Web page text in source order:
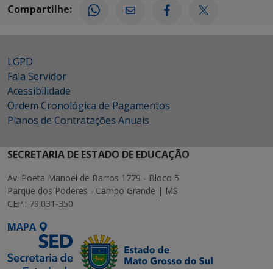
Compartilhe:
LGPD
Fala Servidor
Acessibilidade
Ordem Cronológica de Pagamentos
Planos de Contratações Anuais
SECRETARIA DE ESTADO DE EDUCAÇÃO
Av. Poeta Manoel de Barros 1779 - Bloco 5
Parque dos Poderes - Campo Grande | MS
CEP.: 79.031-350
MAPA